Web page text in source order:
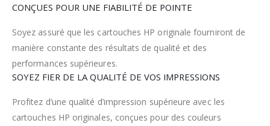
CONÇUES POUR UNE FIABILITÉ DE POINTE
Soyez assuré que les cartouches HP originale fourniront de
manière constante des résultats de qualité et des
performances supérieures.
SOYEZ FIER DE LA QUALITÉ DE VOS IMPRESSIONS
Profitez d’une qualité d’impression supérieure avec les
cartouches HP originales, conçues pour des couleurs